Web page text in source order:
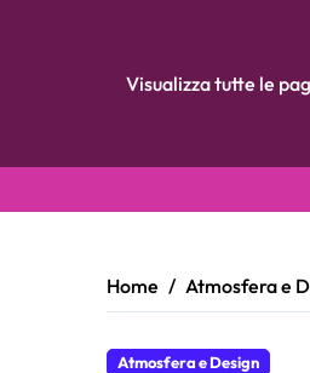
Visualizza tutte le
Home Atmosfera e
Atmosfera e Design